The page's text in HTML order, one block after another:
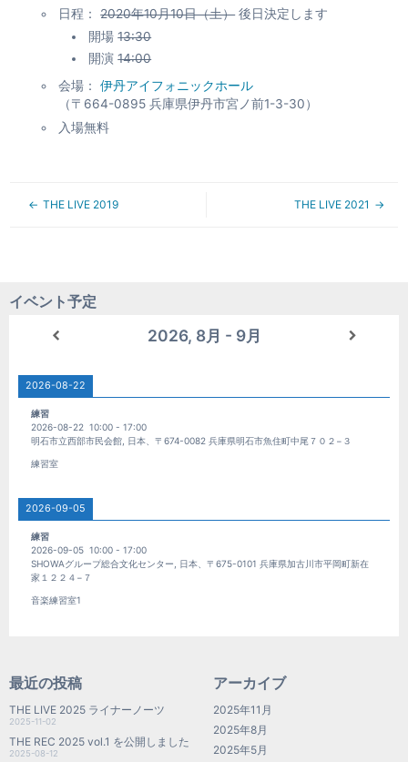
日程：2020年10月10日（土）後日決定します
開場13:30
開演14:00
会場：伊丹アイフォニックホール
（〒664-0895 兵庫県伊丹市宮ノ前1-3-30）
入場無料
THE LIVE 2019 THE LIVE 2021
イベント予定
2026, 8月 - 9月
2026-08-22
練習
2026-08-22 10:00 -17:00
明石市立西部市民会館, 日本、〒674-0082 兵庫県明石市魚住町中尾７０２−３
練習室
2026-09-05
練習
2026-09-05 10:00 -17:00
SHOWAグループ総合文化センター, 日本、〒675-0101 兵庫県加古川市平岡町新在
家１２２４−７
音楽練習室1
最近の投稿
THE LIVE 2025 ライナーノーツ
2025-11-02
THE REC 2025 vol.1 を公開しました
2025-08-12
アーカイブ
2025年11月
2025年8月
2025年5月